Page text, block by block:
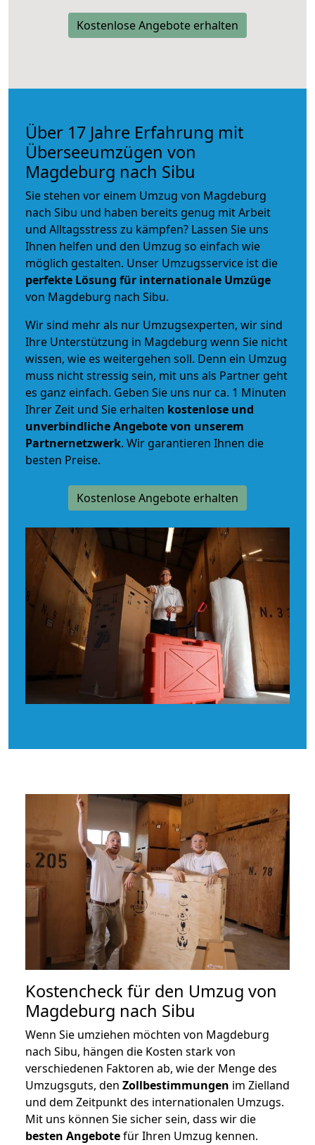
Kostenlose Angebote erhalten
Über 17 Jahre Erfahrung mit
Überseeumzügen von
Magdeburg nach Sibu
Sie stehen vor einem Umzug von Magdeburg
nach Sibu und haben bereits genug mit Arbeit
und Alltagsstress zu kämpfen? Lassen Sie uns
Ihnen helfen und den Umzug so einfach wie
möglich gestalten. Unser Umzugsservice ist die
perfekte Lösung für internationale Umzüge
von Magdeburg nach Sibu.
Wir sind mehr als nur Umzugsexperten, wir sind
Ihre Unterstützung in Magdeburg wenn Sie nicht
wissen, wie es weitergehen soll. Denn ein Umzug
muss nicht stressig sein, mit uns als Partner geht
es ganz einfach. Geben Sie uns nur ca. 1 Minuten
Ihrer Zeit und Sie erhalten kostenlose und
unverbindlicheAngebote von unserem
Partnernetzwerk. Wir garantieren Ihnen die
besten Preise.
Kostenlose Angebote erhalten
Kostencheck für den Umzug von
Magdeburg nach Sibu
Wenn Sie umziehen möchten von Magdeburg
nach Sibu, hängen die Kosten stark von
verschiedenen Faktoren ab, wie der Menge des
Umzugsguts, den Zollbestimmungen im Zielland
und dem Zeitpunkt des internationalen Umzugs.
Mit uns können Sie sicher sein, dass wir die
besten Angebotefür Ihren Umzug kennen.